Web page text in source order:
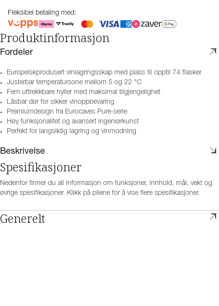
Fleksibel betaling med:
Produktinformasjon
Fordeler
Europeiskprodusert vinlagringsskap med plass til opptil 74 flasker
Justerbar temperatursone mellom 5 og 22 °C
Fem uttrekkbare hyller med maksimal tilgjengelighet
Låsbar dør for sikker vinoppbevaring
Premiumdesign fra Eurocaves Pure-serie
Høy funksjonalitet og avansert ingeniørkunst
Perfekt for langsiktig lagring og vinmodning
Beskrivelse
Spesifikasjoner
Nedenfor finner du all informasjon om funksjoner, innhold, mål, vekt og
øvrige spesifikasjoner. Klikk på pilene for å vise flere spesifikasjoner.
Generelt